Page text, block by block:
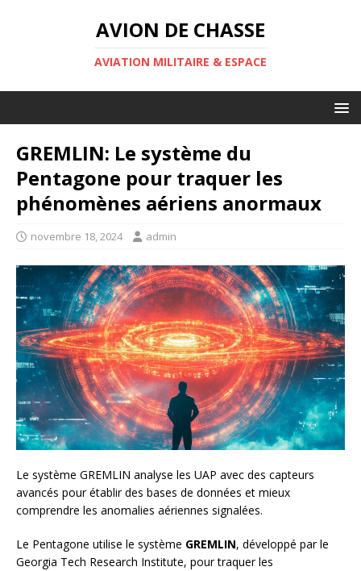
AVION DE CHASSE
AVIATION MILITAIRE & ESPACE
GREMLIN: Le système du
Pentagone pour traquer les
phénomènes aériens anormaux
novembre 18, 2024 admin
Le système GREMLIN analyse les UAP avec des capteurs
avancés pour établir des bases de données et mieux
comprendre les anomalies aériennes signalées.
Le Pentagone utilise le système GREMLIN, développé par le
Georgia Tech Research Institute, pour traquer les